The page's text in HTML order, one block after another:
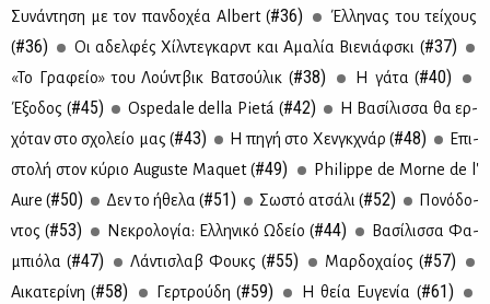
Συ­νά­ντη­ση με τον παν­δο­χέα Albert (#36)
Έλ­λη­νας του τεί­χους
(#36) Οι αδελ­φές Χίλ­ντε­γκαρντ και Aμα­λία Βιε­νιάφ­σκι (#37)
«Το Γρα­φείο» του Λού­ντ­βικ Βα­τσού­λικ (#38) Η γά­τα (#40)
Έξο­δος (#45) Ospedale della Pietá (#42)
H Bα­σί­λισ­σα θα ερ­
χό­ταν στο σχο­λείο μας (#43) Η πη­γή στο Χεν­γκ­χνάρ (#48)
Επι­
στο­λή στον κύ­ριο Auguste Maquet (#49)
Philippe de Morne de l'
Aure (#50) Δεν το ήθε­λα (#51) Σω­στό ατσά­λι (#52)
Πο­νό­δο­
ντος (#53) Νε­κρο­λο­γία: Ελ­λη­νι­κό Ωδείο (#44)
Βα­σί­λισ­σα Φα­
μπιό­λα (#47) Λά­ντι­σλαβ Φουκς (#55) Μαρ­δο­χαί­ος (#57)
Αι­κα­τε­ρί­νη (#58) Γερ­τρού­δη (#59) Η θεία Ευ­γε­νία (#61)